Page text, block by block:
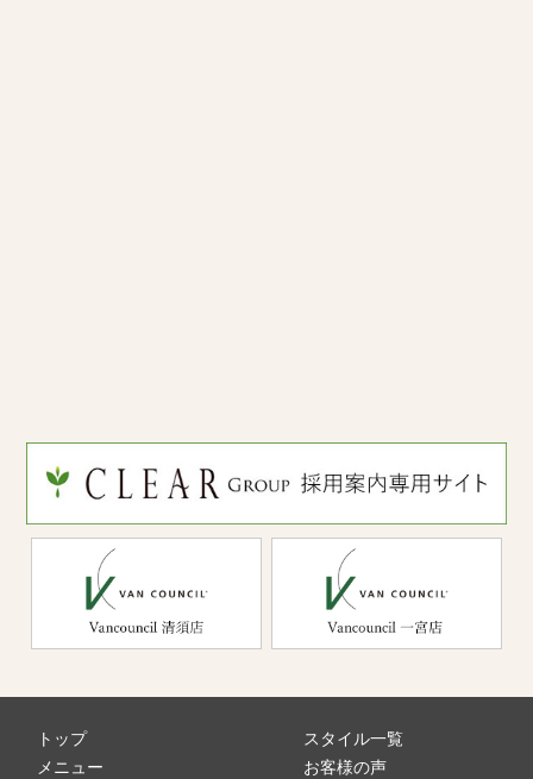
トップ
メニュー
スタイル一覧
お客様の声